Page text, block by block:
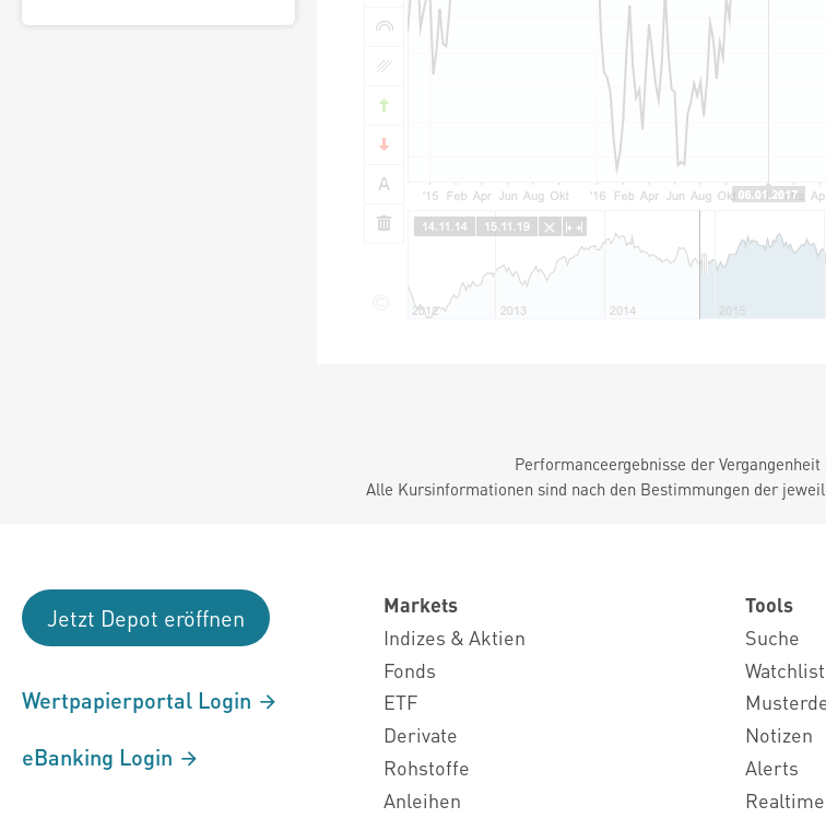
Performanceergebnisse der
Alle Kursinformationen sind nach den Bestimmungen der
Jetzt Depot eröffnen
Wertpapierportal Login
eBanking Login
Markets
Indizes & Aktien
Fonds
ETF
Derivate
Rohstoffe
Anleihen
Tools
Suche
Notizen
Alerts